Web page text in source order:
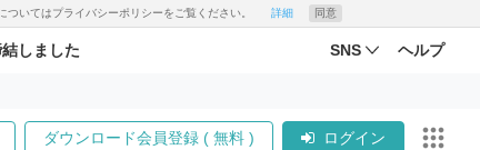
いてはプライバシーポリシーをご覧ください。 詳細 同意
しました SNS ヘルプ
ダウンロード会員登録 ( 無料 ) ログイン